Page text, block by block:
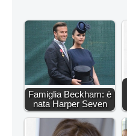
Famiglia Beckham: è
nata Harper Seven